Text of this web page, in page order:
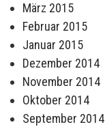
März 2015
Februar 2015
Januar 2015
Dezember 2014
November 2014
Oktober 2014
September 2014